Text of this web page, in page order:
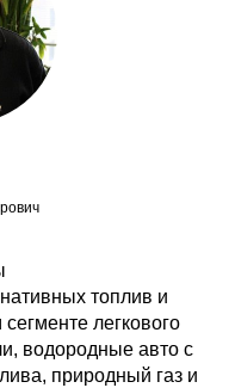
топлив и
легкового
водородные авто с
природный газ и